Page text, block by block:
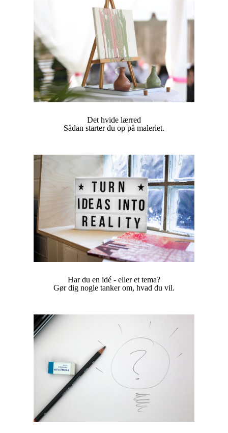
Det hvide lærred
Sådan starter du op på maleriet.
Har du en idé - eller et tema?
Gør dig nogle tanker om, hvad du vil.